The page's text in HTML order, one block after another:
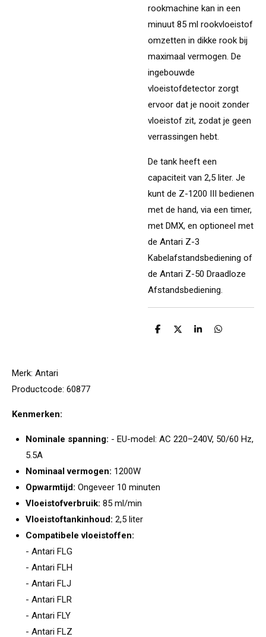
rookmachine kan in een
minuut 85 ml rookvloeistof
omzetten in dikke rook bij
maximaal vermogen. De
ingebouwde
vloeistofdetector zorgt
ervoor dat je nooit zonder
vloeistof zit, zodat je geen
verrassingen hebt.
De tank heeft een
capaciteit van 2,5 liter. Je
kunt de Z-1200 III bedienen
met de hand, via een timer,
met DMX, en optioneel met
de Antari Z-3
Kabelafstandsbediening of
de Antari Z-50 Draadloze
Afstandsbediening.
D
D
S
D
Merk: Antari
Productcode: 60877
Kenmerken:
Nominale spanning: - EU-model: AC 220–240V, 50/60 Hz,
5.5A
Nominaal vermogen: 1200W
Opwarmtijd: Ongeveer 10 minuten
Vloeistofverbruik: 85 ml/min
Vloeistoftankinhoud: 2,5 liter
Compatibele vloeistoffen:
- Antari FLG
- Antari FLH
- Antari FLJ
- Antari FLR
- Antari FLY
- Antari FLZ